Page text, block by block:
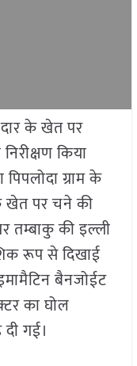
के खेत पर
किया
ग्राम के
खेत पर चने की
तम्बाकु की इल्ली
रूप से दिखाई
बैनजोईट
का घोल
गई।